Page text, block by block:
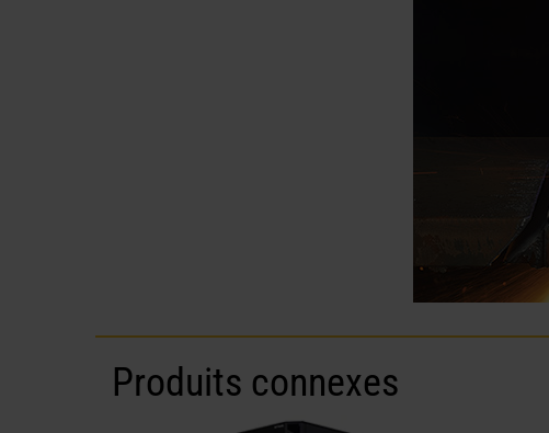
Produits connexes